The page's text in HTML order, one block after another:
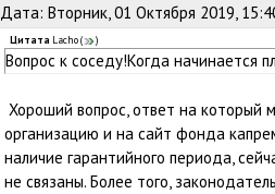
Дата: Вторник, 01 Октября 2019,
Цитата Lacho( )
Вопрос к соседу!Когда начинается
Хороший вопрос, ответ на
организацию и на сайт фонда
наличие гарантийного периода,
не связаны. Более того,